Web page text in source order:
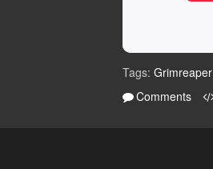
Tags: Grimreaper
Comments